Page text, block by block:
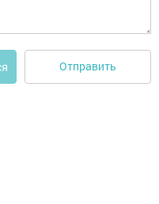
Отправить